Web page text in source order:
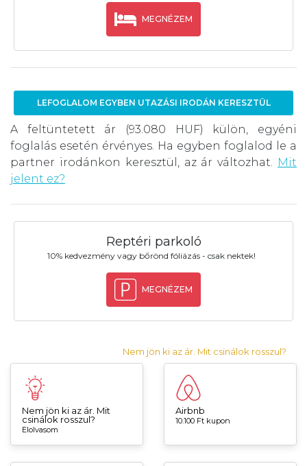
MEGNÉZEM
LEFOGLALOM EGYBEN UTAZÁSI IRODÁN KERESZTÜL
A feltüntetett ár (93.080 HUF) külön, egyéni
foglalás esetén érvényes. Ha egyben foglalod le a
partner irodánkon keresztül, az ár változhat. Mit
jelent ez?
Reptéri parkoló
10% kedvezmény vagy bőrönd fóliázás - csak nektek!
MEGNÉZEM
Nem jön ki az ár. Mit csinálok rosszul?
Nem jön ki az ár. Mit
csinálok rosszul?
Elolvasom
Airbnb
10.100 Ft kupon